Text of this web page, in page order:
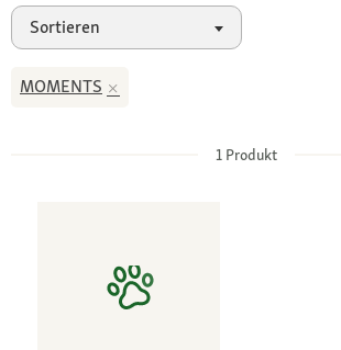
Sortieren
MOMENTS
1 Produkt